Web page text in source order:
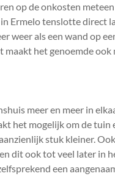
op de onkosten
Ermelo tenslotte direct
weer als een wand op
het genoemde
meer en meer in
het mogelijk om de tuin
stuk kleiner.
dit ook tot veel later in
een